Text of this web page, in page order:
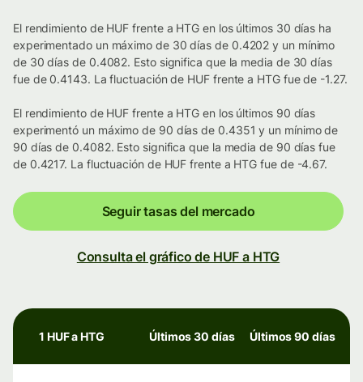
El rendimiento de HUF frente a HTG en los últimos 30 días ha
experimentado un máximo de 30 días de 0.4202 y un mínimo
de 30 días de 0.4082. Esto significa que la media de 30 días
fue de 0.4143. La fluctuación de HUF frente a HTG fue de -1.27.
El rendimiento de HUF frente a HTG en los últimos 90 días
experimentó un máximo de 90 días de 0.4351 y un mínimo de
90 días de 0.4082. Esto significa que la media de 90 días fue
de 0.4217. La fluctuación de HUF frente a HTG fue de -4.67.
Seguir tasas del mercado
Consulta el gráfico de HUF a HTG
1 HUF a HTG Últimos 30 días Últimos 90 días